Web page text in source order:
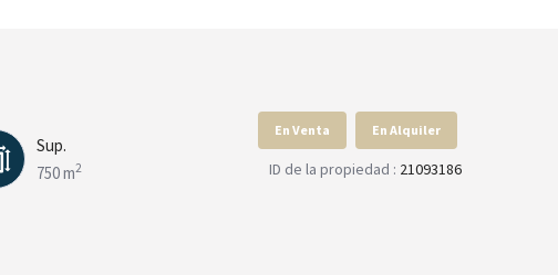
Sup.
750 m2
En Venta En Alquiler
ID de la propiedad : 21093186